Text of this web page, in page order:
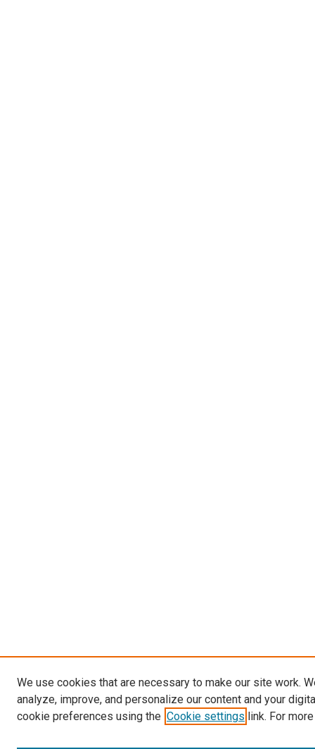
We use cookies that are necessary to make our site work.
analyze, improve, and personalize our content and your
cookie preferences using the Cookie settings link. For